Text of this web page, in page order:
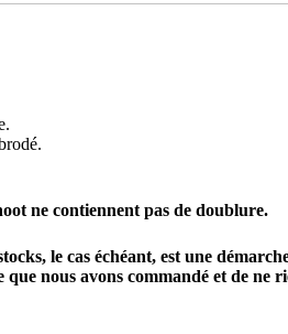
ne contiennent pas de doublure.
le cas échéant, est une
nous avons commandé et de ne